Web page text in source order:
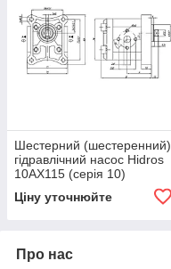
Шестерний (шестеренний)
гідравлічний насос Hidros
10АХ115 (серія 10)
Ціну уточнюйте
Про нас